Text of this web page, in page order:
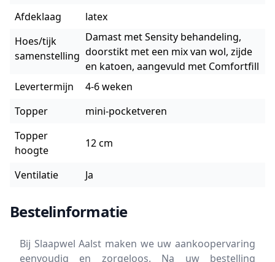
Afdeklaag
latex
Hoes/tijk
samenstelling
Damast met Sensity behandeling,
doorstikt met een mix van wol, zijde
en katoen, aangevuld met Comfortfill
Levertermijn
4-6 weken
Topper
mini-pocketveren
Topper
hoogte
12 cm
Ventilatie Ja
Bestelinformatie
Bij Slaapwel Aalst maken we uw aankoopervaring
eenvoudig en zorgeloos. Na uw bestelling